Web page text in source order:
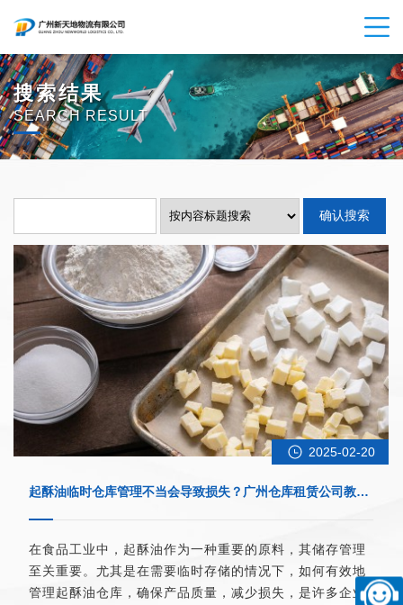
搜索结果
SEARCH RESULT
2025-02-20
起酥油临时仓库管理不当会导致损失？广州仓库租赁公司教您
在食品工业中，起酥油作为一种重要的原料，其储存管理
至关重要。尤其是在需要临时存储的情况下，如何有效地
管理起酥油仓库，确保产品质量，减少损失，是许多企业